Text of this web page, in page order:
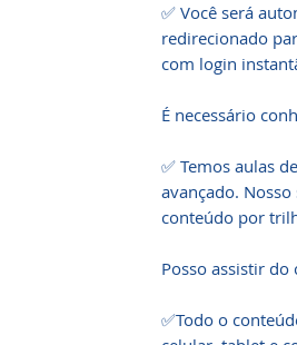
✅ Você será
redirecionado
com login
É necessário
✅ Temos aulas
avançado.
conteúdo por
Posso assistir do
✅Todo o